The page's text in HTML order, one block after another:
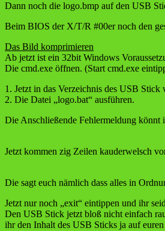
Dann noch die logo.bmp auf den USB
Beim BIOS der X/T/R #00er noch den
Das Bild komprimieren
Ab jetzt ist ein 32bit Windows
Die cmd.exe öffnen. (Start cmd.exe
1. Jetzt in das Verzeichnis des USB Stick
2. Die Datei „logo.bat“ ausführen.
Die Anschließende Fehlermeldung könnt
Jetzt kommen zig Zeilen kauderwelsch
Die sagt euch nämlich dass alles in
Jetzt nur noch „exit“ eintippen und ihr
Den USB Stick jetzt bloß nicht einfach
ihr den Inhalt des USB Sticks ja auf